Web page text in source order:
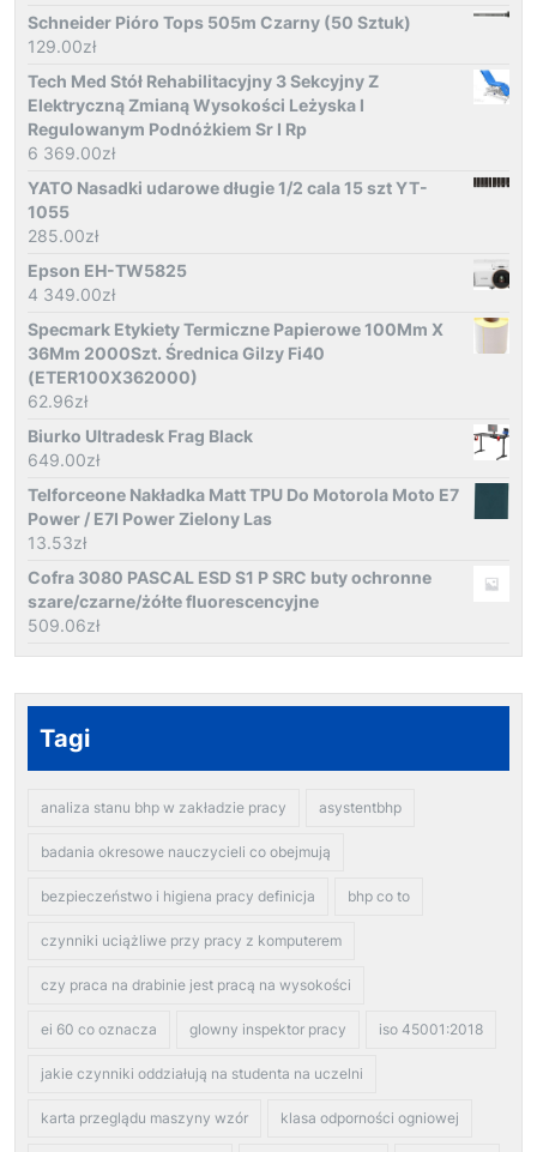
Schneider Pióro Tops 505m Czarny (50 Sztuk)
129.00zł
Tech Med Stół Rehabilitacyjny 3 Sekcyjny Z
Elektryczną Zmianą Wysokości Leżyska I
Regulowanym Podnóżkiem Sr I Rp
6 369.00zł
YATO Nasadki udarowe długie 1/2 cala 15 szt YT-
1055
285.00zł
Epson EH-TW5825
4 349.00zł
Specmark Etykiety Termiczne Papierowe 100Mm X
36Mm 2000Szt. Średnica Gilzy Fi40
(ETER100X362000)
62.96zł
Biurko Ultradesk Frag Black
649.00zł
Telforceone Nakładka Matt TPU Do Motorola Moto E7
Power / E7I Power Zielony Las
13.53zł
Cofra 3080 PASCAL ESD S1 P SRC buty ochronne
szare/czarne/żółte fluorescencyjne
509.06zł
Tagi
analiza stanu bhp w zakładzie pracy asystentbhp
badania okresowe nauczycieli co obejmują
bezpieczeństwo i higiena pracy definicja bhp co to
czynniki uciążliwe przy pracy z komputerem
czy praca na drabinie jest pracą na wysokości
ei 60 co oznacza glowny inspektor pracy iso 45001:2018
jakie czynniki oddziałują na studenta na uczelni
karta przeglądu maszyny wzór klasa odporności ogniowej